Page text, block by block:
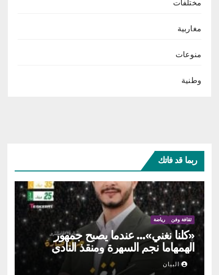
مختلفات
مغاربية
منوعات
وطنية
ربما قد فاتك
ثقافة وفن رياضة
«كلنا نغني»… عندما يصبح جمهور
الهمهاما نجم السهرة ومنقذ النادي
البيان